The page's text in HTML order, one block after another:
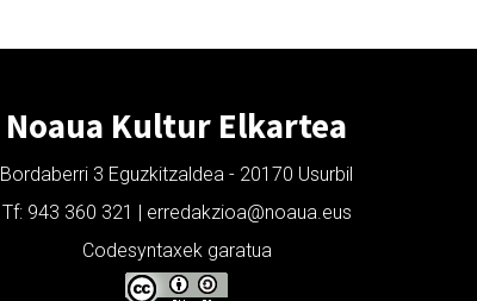
Noaua Kultur Elkartea
Bordaberri 3 Eguzkitzaldea - 20170 Usurbil
Tf: 943 360 321 | erredakzioa@noaua.eus
Codesyntaxek garatua